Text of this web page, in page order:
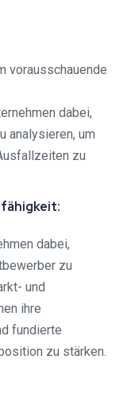
vorausschauende
dabei,
analysieren, um
zu
dabei,
zu
und
ihre
fundierte
zu stärken.